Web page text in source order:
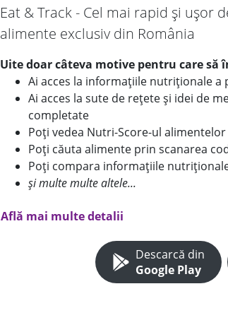
Eat & Track - Cel mai rapid și ușor
alimente exclusiv din România
Uite doar câteva motive pentru care să
Ai acces la informațiile nutriționale a
Ai acces la sute de rețete și idei de
completate
Poți vedea Nutri-Score-ul alimentelor
Poți căuta alimente prin scanarea
Poți compara informațiile
și multe multe altele...
Află mai multe detalii
Descarcă din
Google Play